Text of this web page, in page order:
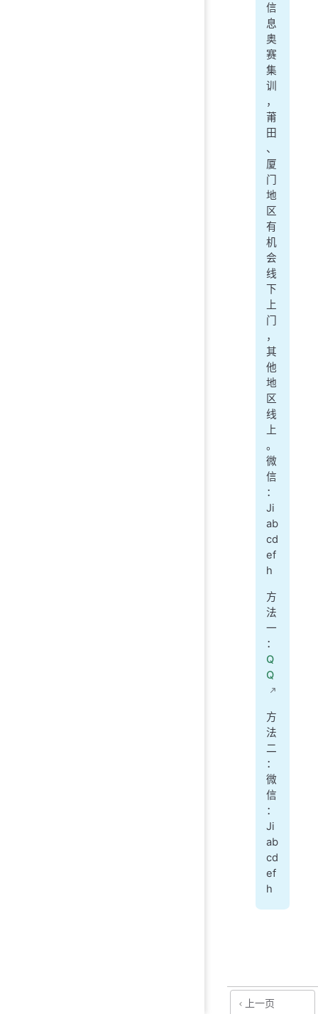
信
息
奥
赛
集
训
，
莆
田
、
厦
门
地
区
有
机
会
线
下
上
门
，
其
他
地
区
线
上
。
微
信
：
Ji
ab
cd
ef
h
方
法
一
：
Q
Q
方
法
二
：
微
信
：
Ji
ab
cd
ef
h
上一页